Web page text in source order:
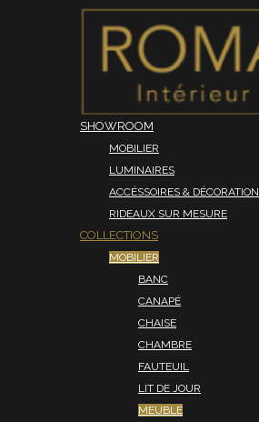
SHOWROOM
MOBILIER
LUMINAIRES
ACCÉSSOIRES & DÉCORATION
RIDEAUX SUR MESURE
COLLECTIONS
MOBILIER
BANC
CANAPÉ
CHAISE
CHAMBRE
FAUTEUIL
LIT DE JOUR
MEUBLE